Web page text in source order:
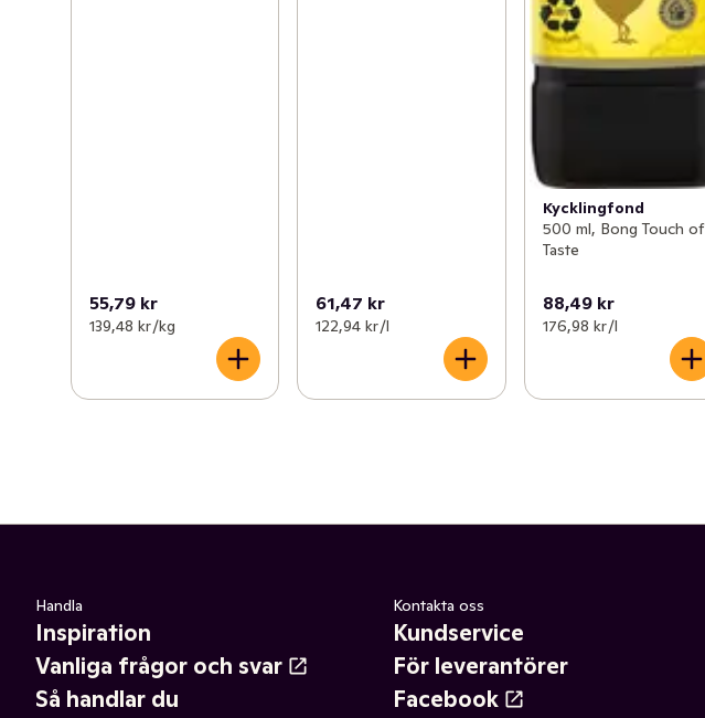
55,79 kr
139,48 kr /kg
61,47 kr
122,94 kr /l
Kycklingfond
500 ml, Bong Touch of
Taste
88,49 kr
176,98 kr /l
Handla
Inspiration
Vanliga frågor och svar
Så handlar du
Kontakta oss
Kundservice
För leverantörer
Facebook